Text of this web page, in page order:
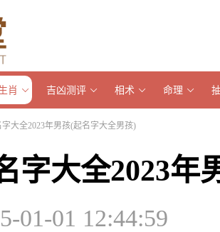
肖 吉凶测评 相术 命理
字大全2023年男孩(起名字大全男孩)
字大全2023年
01-01 12:44:59